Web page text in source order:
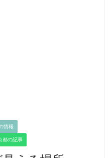
情報
都の記事